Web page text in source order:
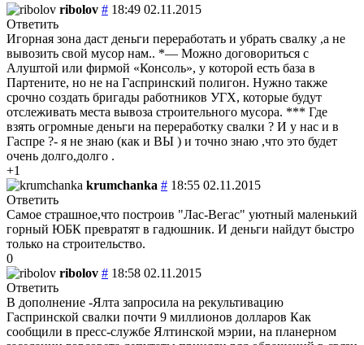
ribolov # 18:49 02.11.2015
Ответить
Игорная зона даст деньги переработать и убрать свалку ,а не
вывозить свой мусор нам.. *— Можно договориться с
Алуштой или фирмой «Консоль», у которой есть база в
Партените, но не на Гаспринский полигон. Нужно также
срочно создать бригады работников УГХ, которые будут
отслеживать места вывоза строительного мусора. *** Где
взять огромные деньги на переработку свалки ? И у нас и в
Гаспре ?- я не знаю (как и ВЫ ) и точно знаю ,что это будет
очень долго,долго .
+1
krumchanka # 18:55 02.11.2015
Ответить
Самое страшное,что построив "Лас-Вегас" уютный маленький
горный ЮБК превратят в гадюшник. И деньги найдут быстро
только на строительство.
0
ribolov # 18:58 02.11.2015
Ответить
В дополнение -Ялта запросила на рекультивацию
Гаспринской свалки почти 9 миллионов долларов Как
сообщили в пресс-службе Ялтинской мэрии, на планерном